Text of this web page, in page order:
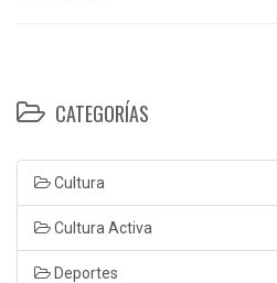
CATEGORÍAS
Cultura
Cultura Activa
Deportes